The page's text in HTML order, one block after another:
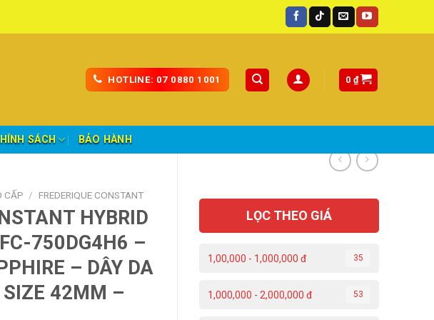
hàng toàn quốc.
HOTLINE: 07 0880 1001 0 ₫
SÁCH BẢO HÀNH
LỌC THEO GIÁ
1,00,000 - 1,000,000 đ 35
1,000,000 - 2,000,000 đ 53
CẤP / FREDERIQUE CONSTANT
HYBRID
750DG4H6 –
– DÂY DA
42MM –